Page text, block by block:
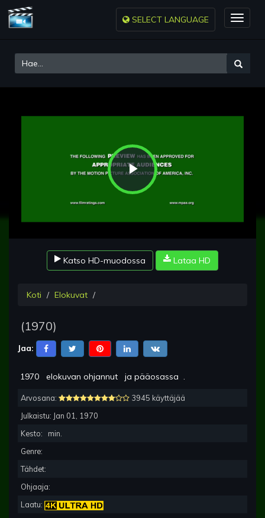
Toggle
SELECT LANGUAGE
Play
Katso HD-muodossa Lataa HD
Koti Elokuvat
(1970)
Jaa:
1970 elokuvan ohjannut ja pääosassa .
Arvosana:
3945 käyttäjää
Julkaistu: Jan 01, 1970
Kesto:
min.
Genre:
Tähdet:
Ohjaaja:
Laatu: